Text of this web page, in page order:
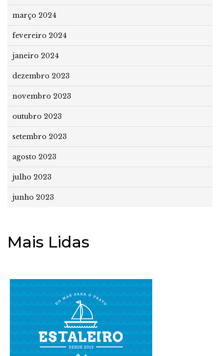
março 2024
fevereiro 2024
janeiro 2024
dezembro 2023
novembro 2023
outubro 2023
setembro 2023
agosto 2023
julho 2023
junho 2023
Mais Lidas